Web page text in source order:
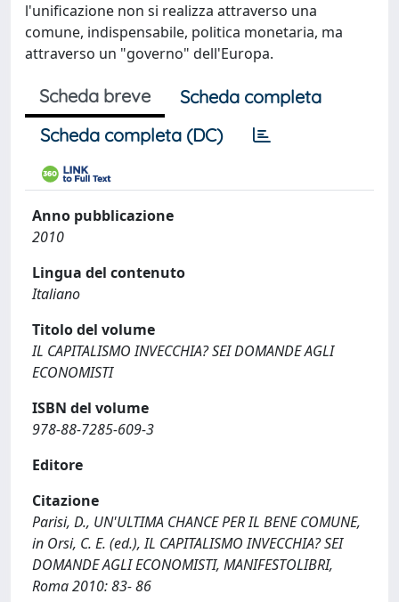
l'unificazione non si realizza attraverso una
comune, indispensabile, politica monetaria, ma
attraverso un "governo" dell'Europa.
Scheda breve
Scheda completa
Scheda completa (DC)
Anno pubblicazione
2010
Lingua del contenuto
Italiano
Titolo del volume
IL CAPITALISMO INVECCHIA? SEI DOMANDE AGLI
ECONOMISTI
ISBN del volume
978-88-7285-609-3
Editore
Citazione
Parisi, D., UN'ULTIMA CHANCE PER IL BENE COMUNE,
in Orsi, C. E. (ed.), IL CAPITALISMO INVECCHIA? SEI
DOMANDE AGLI ECONOMISTI, MANIFESTOLIBRI,
Roma 2010: 83- 86